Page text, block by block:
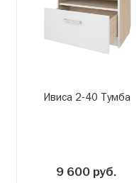
Ивиса 2-40 Тумба
9 600 руб.